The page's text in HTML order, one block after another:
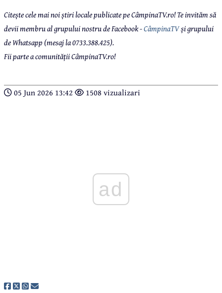
Citește cele mai noi știri locale publicate pe CâmpinaTV.ro! Te invităm să
devii membru al grupului nostru de Facebook -CâmpinaTVși grupului
de Whatsapp (mesaj la 0733.388.425).
Fii parte a comunității CâmpinaTV.ro!
05 Jun 2026 13:42 1508 vizualizari
ad